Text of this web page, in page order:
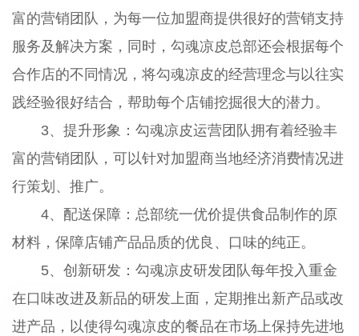
富的营销团队，为每一位加盟商提供很好的营销支持
服务及解决方案，同时，勾魂凉皮总部还会根据每个
合作店的不同情况，将勾魂凉皮的经营理念与以往实
践经验很好结合，帮助每个店铺挖掘很大的潜力。
3、提升形象：勾魂凉皮运营团队拥有着经验丰
富的营销团队，可以针对加盟商当地经济消费情况进
行策划、推广。
4、配送保障：总部统一优价提供食品制作的原
材料，保障店铺产品品质的优良、口味的纯正。
5、创新研发：勾魂凉皮研发团队每年投入重金
在口味改进及新品的研发上面，定期推出新产品或改
进产品，以使得勾魂凉皮的餐品在市场上保持先进地